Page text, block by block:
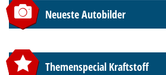
Neueste Autobilder
Themenspecial Kraftstoff